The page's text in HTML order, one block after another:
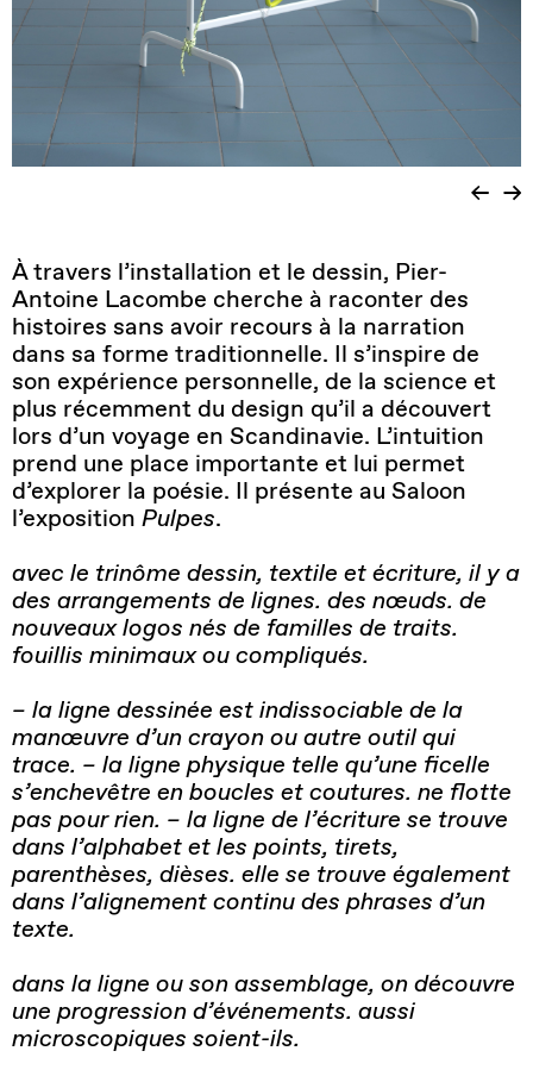
À travers l’installation et le dessin, Pier-
Antoine Lacombe cherche à raconter des
histoires sans avoir recours à la narration
dans sa forme traditionnelle. Il s’inspire de
son expérience personnelle, de la science et
plus récemment du design qu’il a découvert
lors d’un voyage en Scandinavie. L’intuition
prend une place importante et lui permet
d’explorer la poésie. Il présente au Saloon
l’exposition Pulpes.
avec le trinôme dessin, textile et écriture, il y a
des arrangements de lignes. des nœuds. de
nouveaux logos nés de familles de traits.
fouillis minimaux ou compliqués.
– la ligne dessinée est indissociable de la
manœuvre d’un crayon ou autre outil qui
trace. – la ligne physique telle qu’une ficelle
s’enchevêtre en boucles et coutures. ne flotte
pas pour rien. – la ligne de l’écriture se trouve
dans l’alphabet et les points, tirets,
parenthèses, dièses. elle se trouve également
dans l’alignement continu des phrases d’un
texte.
dans la ligne ou son assemblage, on découvre
une progression d’événements. aussi
microscopiques soient-ils.